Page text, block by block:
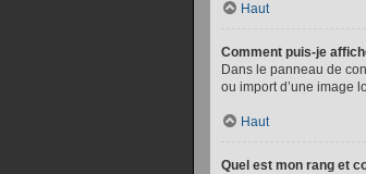
Haut
Comment puis-je
Dans le panneau de
ou import d’une image
Haut
Quel est mon rang et